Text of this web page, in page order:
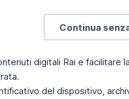
Continua
digitali Rai e facilitare
del dispositivo,